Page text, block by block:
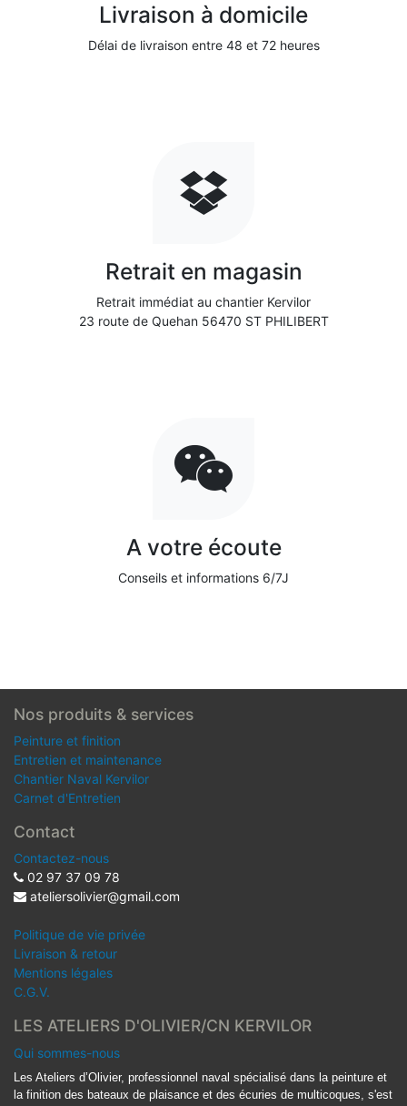
Livraison à domicile
Délai de livraison entre 48 et 72 heures
Retrait en magasin
Retrait immédiat au chantier Kervilor
23 route de Quehan 56470 ST PHILIBERT
A votre écoute
Conseils et informations 6/7J
Nos produits & services
Peinture et finition
Entretien et maintenance
Chantier Naval Kervilor
Carnet d'Entretien
Contact
Contactez-nous
02 97 37 09 78
ateliersolivier@gmail.com
Politique de vie privée
Livraison & retour
Mentions légales
C.G.V.
LES ATELIERS D'OLIVIER/CN KERVILOR
Qui sommes-nous
Les Ateliers d’Olivier, professionnel naval spécialisé dans la peinture et
la finition des bateaux de plaisance et des écuries de multicoques, s'est